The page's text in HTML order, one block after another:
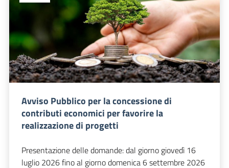
Avviso Pubblico per la concessione di
contributi economici per favorire la
realizzazione di progetti
Presentazione delle domande: dal giorno giovedì 16
luglio 2026 fino al giorno domenica 6 settembre 2026